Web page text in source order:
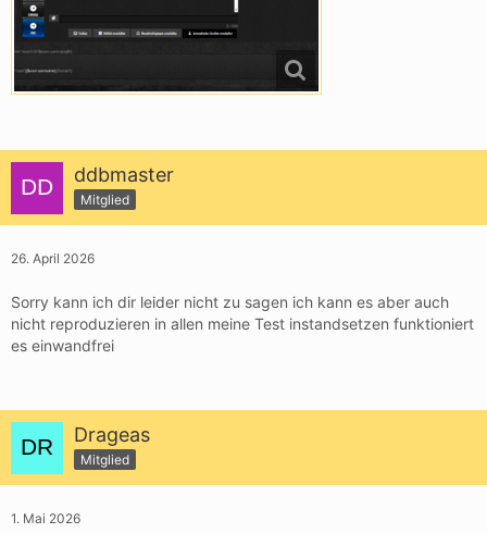
ddbmaster
Mitglied
26. April 2026
Sorry kann ich dir leider nicht zu sagen ich kann es aber auch
nicht reproduzieren in allen meine Test instandsetzen funktioniert
es einwandfrei
Drageas
Mitglied
1. Mai 2026